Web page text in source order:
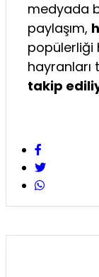
medyada
paylaşım,
popülerliği
hayranları
takip